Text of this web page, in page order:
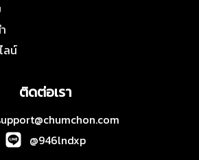
ลน์
ติดต่อเรา
@946lndxp